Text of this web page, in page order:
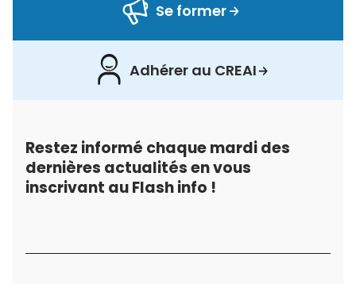
Se former
Adhérer au CREAI
Restez informé chaque mardi des
dernières actualités en vous
inscrivant au Flash info !